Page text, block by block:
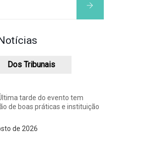
Dos Tribunais
Última tarde do evento tem
de boas práticas e instituição
de 2026